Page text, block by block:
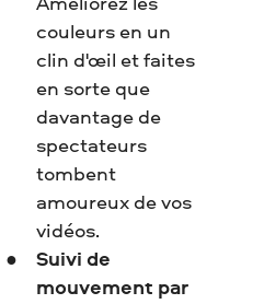
couleurs en un
clin d'œil et faites
en sorte que
davantage de
spectateurs
tombent
amoureux de vos
vidéos.
Suivi de
mouvement par